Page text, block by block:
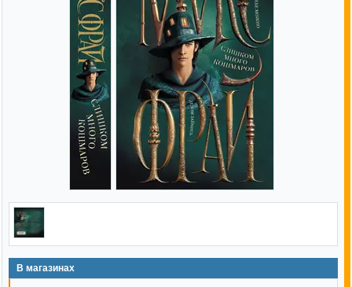
В магазинах